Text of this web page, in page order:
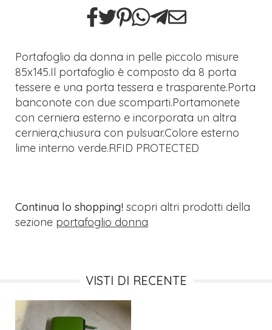
Portafoglio da donna in pelle piccolo misure
85x145.Il portafoglio è composto da 8 porta
tessere e una porta tessera e trasparente.Porta
banconote con due scomparti.Portamonete
con cerniera esterno e incorporata un altra
cerniera,chiusura con pulsuar.Colore esterno
lime interno verde.RFID PROTECTED
Continua lo shopping! scopri altri prodotti della
sezione portafoglio donna
VISTI DI RECENTE